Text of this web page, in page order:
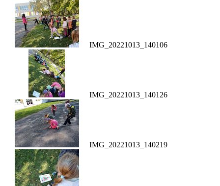
IMG_20221013_140106
IMG_20221013_140126
IMG_20221013_140219